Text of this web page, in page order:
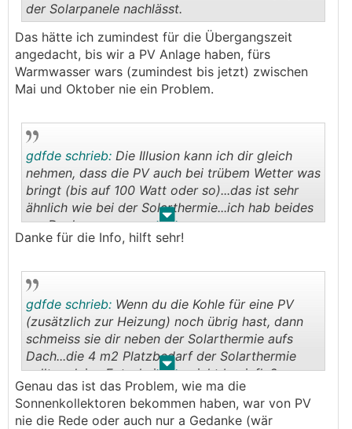
..
der Solarpanele nachlässt.
Das hätte ich zumindest für die Übergangszeit
angedacht, bis wir a PV Anlage haben, fürs
Warmwasser wars (zumindest bis jetzt) zwischen
Mai und Oktober nie ein Problem.
. .
gdfde schrieb: Die Illusion kann ich dir gleich
nehmen, dass die PV auch bei trübem Wetter was
bringt (bis auf 100 Watt oder so)...das ist sehr
ähnlich wie bei der Solarthermie...ich hab beides
am Dach.
Danke für die Info, hilft sehr!
. .
gdfde schrieb: Wenn du die Kohle für eine PV
(zusätzlich zur Heizung) noch übrig hast, dann
schmeiss sie dir neben der Solarthermie aufs
Dach...die 4 m2 Platzbedarf der Solarthermie
sollten deine Entscheidung nicht beeinflußen
Genau das ist das Problem, wie ma die
Sonnenkollektoren bekommen haben, war von PV
nie die Rede oder auch nur a Gedanke (wär